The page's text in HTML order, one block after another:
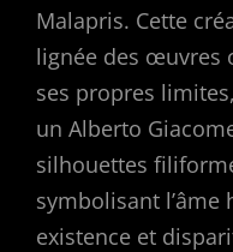
Malapris. Cette
lignée des œuvres
ses propres
un Alberto
silhouettes
symbolisant
existence et